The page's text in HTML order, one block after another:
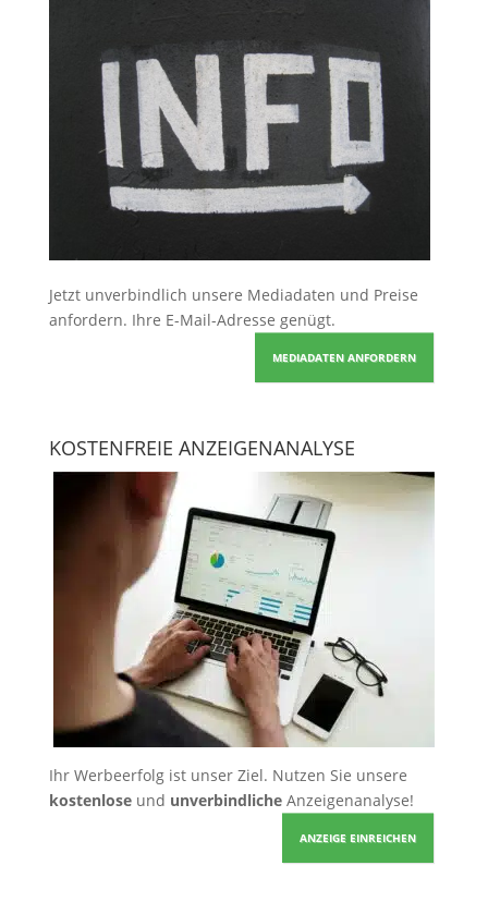
Jetzt unverbindlich unsere Mediadaten und Preise
anfordern. Ihre E-Mail-Adresse genügt.
MEDIADATEN ANFORDERN
KOSTENFREIE ANZEIGENANALYSE
Ihr Werbeerfolg ist unser Ziel. Nutzen Sie unsere
kostenloseund unverbindlicheAnzeigenanalyse!
ANZEIGE EINREICHEN